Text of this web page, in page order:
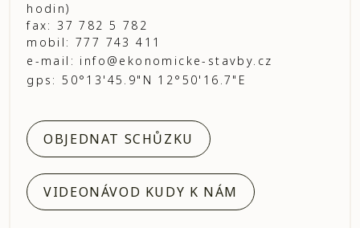
hodin)
fax: 37 782 5 782
mobil: 777 743 411
e-mail: info@ekonomicke-stavby.cz
gps: 50°13'45.9"N 12°50'16.7"E
OBJEDNAT SCHŮZKU
VIDEONÁVOD KUDY K NÁM